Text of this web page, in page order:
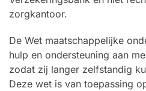
zorgkantoor.
De Wet maatschappelijke
hulp en ondersteuning aan
zodat zij langer zelfstandig
Deze wet is van toepassing